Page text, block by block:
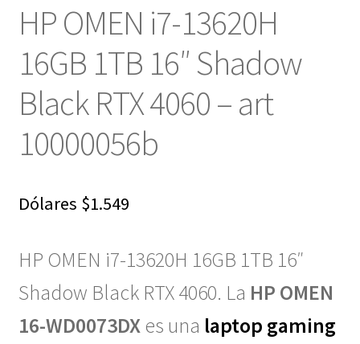
HP OMEN i7-13620H
16GB 1TB 16″ Shadow
Black RTX 4060 – art
10000056b
Dólares $1.549
HP OMEN i7-13620H 16GB 1TB 16″
Shadow Black RTX 4060. La HP OMEN
16-WD0073DXes una laptop gaming